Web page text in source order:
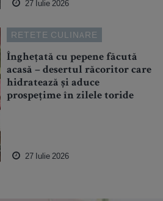
27 Iulie 2026
RETETE CULINARE
Înghețată cu pepene făcută
acasă – desertul răcoritor care
hidratează și aduce
prospețime în zilele toride
27 Iulie 2026